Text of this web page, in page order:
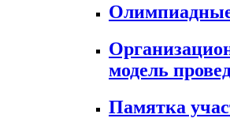
модель
Памятка